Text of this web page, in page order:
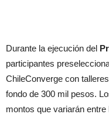
Durante la ejecución del
participantes
ChileConverge con
fondo de 300 mil pesos.
montos que variarán